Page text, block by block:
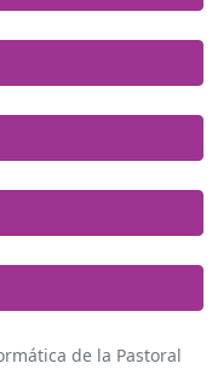
de la Pastoral